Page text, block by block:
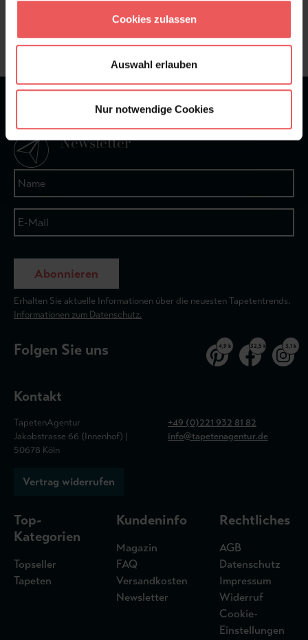
Cookies zulassen
Auswahl erlauben
Nur notwendige Cookies
Bei 1245 Bewertungen
Newsletter
Abonnieren
Erhalten Sie aktuelle Informationen über die neuesten Tapetentrends.
Informationen zum Datenschutz.
Folgen Sie uns 4,9 k 32,5 k 3,1 k
Kontakt
TapetenAgentur
Jakobstrasse 66 (Innenhof) |
50678 Köln
+49 (0)221 932 81 82
info@tapetenagentur.de
Vertrag widerrufen
Top-
Kategorien
Topseller
Tapeten
Kundeninfo
Magazin
FAQ
Versandkosten
Newsletter
Rechtliches
AGB
Datenschutz
Impressum
Widerruf
Cookie-
Einstellungen